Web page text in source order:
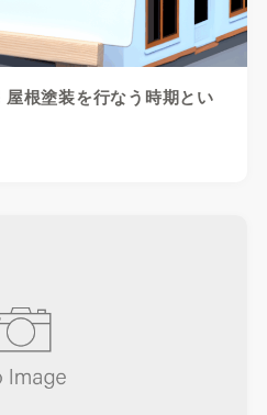
根塗装を行なう時期とい